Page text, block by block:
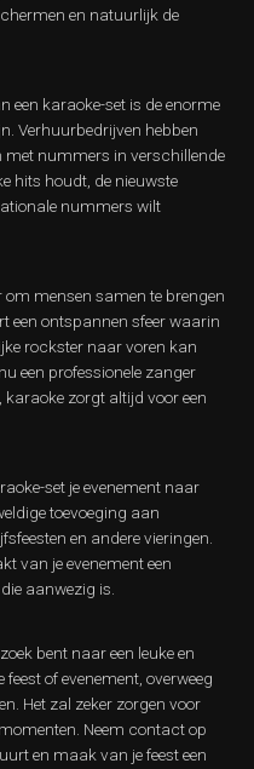
en natuurlijk de
een karaoke-set is de enorme
Verhuurbedrijven hebben
met nummers in verschillende
hits houdt, de nieuwste
nummers wilt
om mensen samen te brengen
een ontspannen sfeer waarin
rockster naar voren kan
een professionele zanger
zorgt altijd voor een
set je evenement naar
toevoeging aan
en andere vieringen.
van je evenement een
aanwezig is.
bent naar een leuke en
of evenement, overweeg
Het zal zeker zorgen voor
Neem contact op
en maak van je feest een